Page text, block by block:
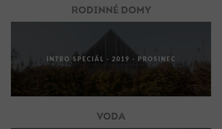
RODINNÉ DOMY
INTRO SPECIÁL - 2019 - PROSINEC
VODA